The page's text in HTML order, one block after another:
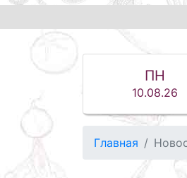
ПН
10.08.26
Главная